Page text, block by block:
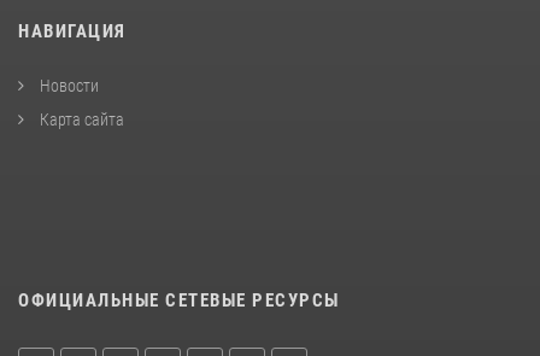
НАВИГАЦИЯ
Новости
Карта сайта
ОФИЦИАЛЬНЫЕ СЕТЕВЫЕ РЕСУРСЫ